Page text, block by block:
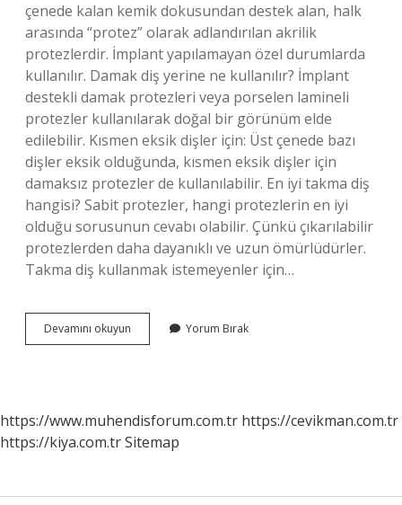
çenede kalan kemik dokusundan destek alan, halk
arasında “protez” olarak adlandırılan akrilik
protezlerdir. İmplant yapılamayan özel durumlarda
kullanılır. Damak diş yerine ne kullanılır? İmplant
destekli damak protezleri veya porselen lamineli
protezler kullanılarak doğal bir görünüm elde
edilebilir. Kısmen eksik dişler için: Üst çenede bazı
dişler eksik olduğunda, kısmen eksik dişler için
damaksız protezler de kullanılabilir. En iyi takma diş
hangisi? Sabit protezler, hangi protezlerin en iyi
olduğu sorusunun cevabı olabilir. Çünkü çıkarılabilir
protezlerden daha dayanıklı ve uzun ömürlüdürler.
Takma diş kullanmak istemeyenler için…
Devamını okuyun Damaksız
Diş
Yorum Bırak
https://www.muhendisforum.com.tr https://cevikman.com.tr
https://kiya.com.trSitemap